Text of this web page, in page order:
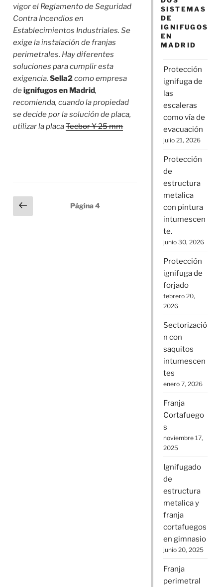
vigor el Reglamento de Seguridad
Contra Incendios en
Establecimientos Industriales. Se
exige la instalación de franjas
perimetrales. Hay diferentes
soluciones para cumplir esta
exigencia.Sella2como empresa
deignifugos en Madrid,
recomienda, cuando la propiedad
se decide por la solución de placa,
utilizar la placaTecbor Y 25 mm
Navegación
deanterior
Página4
SISTEMAS
DE
IGNIFUGOS
EN
MADRID
Protección
ignifuga de
las
escaleras
como vía de
evacuación
julio 21, 2026
Protección
de
estructura
metalica
con pintura
intumescen
te.
junio 30, 2026
Protección
ignifuga de
forjado
febrero 20,
2026
Sectorizació
n con
saquitos
intumescen
tes
enero 7, 2026
Franja
Cortafuego
s
noviembre 17,
2025
Ignifugado
de
estructura
metalica y
franja
cortafuegos
en gimnasio
junio 20, 2025
Franja
perimetral